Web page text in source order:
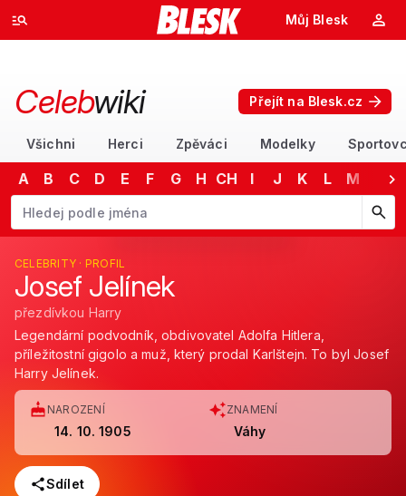
Můj Blesk
Celebwiki Přejít na Blesk.cz
Všichni Herci Zpěváci Modelky
A B C D E F G H CH I J K L M
Začněte psát jméno. Šipkami dolů a nahoru procházejte návrhy,
CELEBRITY · PROFIL
Josef Jelínek
přezdívkou Harry
Legendární podvodník, obdivovatel Adolfa Hitlera,
příležitostní gigolo a muž, který prodal Karlštejn. To byl Josef
Harry Jelínek.
NAROZENÍ
14. 10. 1905
ZNAMENÍ
Váhy
Sdílet